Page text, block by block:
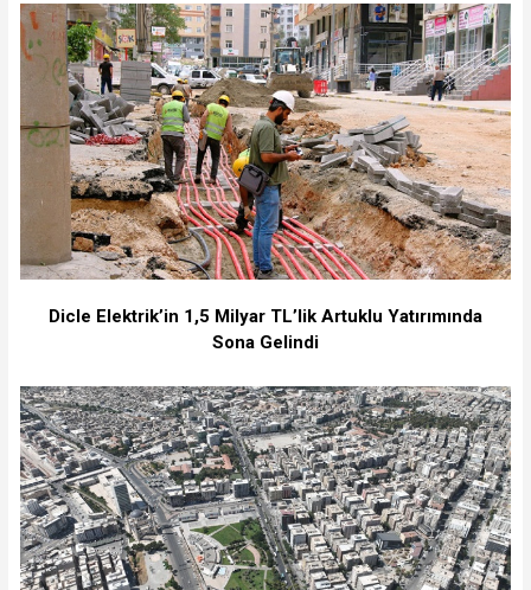
Dicle Elektrik’in 1,5 Milyar TL’lik Artuklu Yatırımında
Sona Gelindi